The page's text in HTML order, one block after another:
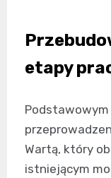
etapy
Wartą, który
istniejącym